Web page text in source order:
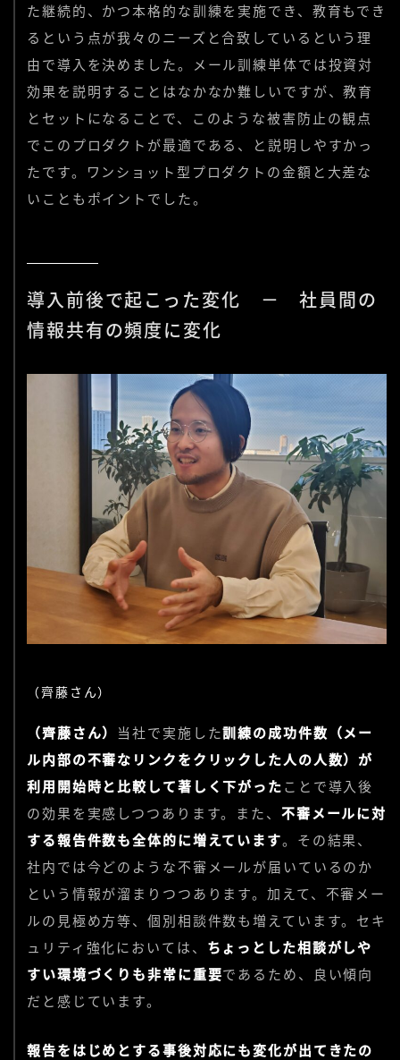
た継続的、かつ本格的な訓練を実施でき、教育もでき
るという点が我々のニーズと合致しているという理
由で導入を決めました。メール訓練単体では投資対
効果を説明することはなかなか難しいですが、教育
とセットになることで、このような被害防止の観点
でこのプロダクトが最適である、と説明しやすかっ
たです。ワンショット型プロダクトの金額と大差な
いこともポイントでした。
導入前後で起こった変化 － 社員間の
情報共有の頻度に変化
（齊藤さん）
（齊藤さん） 当社で実施した訓練の成功件数（メー
ル内部の不審なリンクをクリックした人の人数）が
利用開始時と比較して著しく下がったことで導入後
の効果を実感しつつあります。また、 不審メールに対
する報告件数も全体的に増えています。その結果、
社内では今どのような不審メールが届いているのか
という情報が溜まりつつあります。加えて、不審メー
ルの見極め方等、個別相談件数も増えています。セキ
ュリティ強化においては、 ちょっとした相談がしや
すい環境づくりも非常に重要であるため、良い傾向
だと感じています。
報告をはじめとする事後対応にも変化が出てきたの